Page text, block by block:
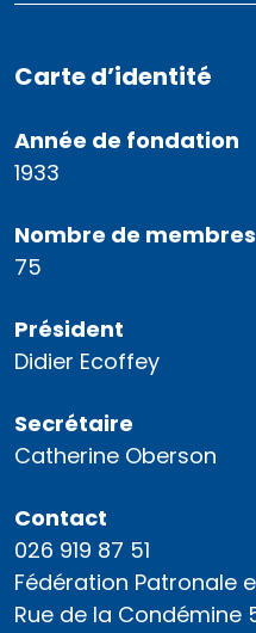
Carte d’identité
Année de fondation
1933
Nombre de membres
75
Président
Didier Ecoffey
Secrétaire
Catherine Oberson
Contact
026 919 87 51
Fédération Patronale
Rue de la Condémine